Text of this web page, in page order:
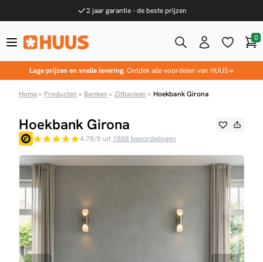
2 jaar garantie - de beste prijzen
0
Lage prijzen en snelle levering. Ontdek alle voordelen van HUUS»
Home» Producten » Banken » Zitbanken » Hoekbank Girona
Hoekbank Girona
4.78/5 uit 1888 beoordelingen